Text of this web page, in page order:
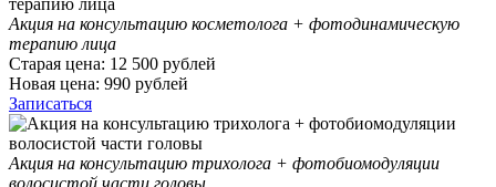
Акция на консультацию косметолога + фотодинамическую
терапию лица
Старая цена: 12 500 рублей
Новая цена: 990 рублей
Записаться
Акция на консультацию трихолога + фотобиомодуляции
волосистой части головы